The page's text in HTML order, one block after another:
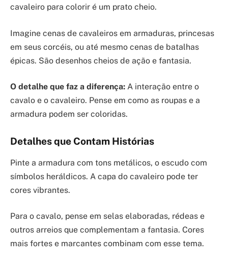
cavaleiro para colorir é um prato cheio.
Imagine cenas de cavaleiros em armaduras, princesas
em seus corcéis, ou até mesmo cenas de batalhas
épicas. São desenhos cheios de ação e fantasia.
O detalhe que faz a diferença: A interação entre o
cavalo e o cavaleiro. Pense em como as roupas e a
armadura podem ser coloridas.
Detalhes que Contam Histórias
Pinte a armadura com tons metálicos, o escudo com
símbolos heráldicos. A capa do cavaleiro pode ter
cores vibrantes.
Para o cavalo, pense em selas elaboradas, rédeas e
outros arreios que complementam a fantasia. Cores
mais fortes e marcantes combinam com esse tema.